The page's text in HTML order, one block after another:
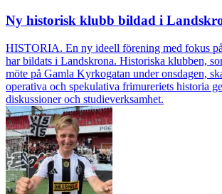
Ny historisk klubb bildad i
HISTORIA. En ny ideell förening med fokus
har bildats i Landskrona. Historiska klubben,
möte på Gamla Kyrkogatan under onsdagen,
operativa och spekulativa frimureriets historia
diskussioner och studieverksamhet.